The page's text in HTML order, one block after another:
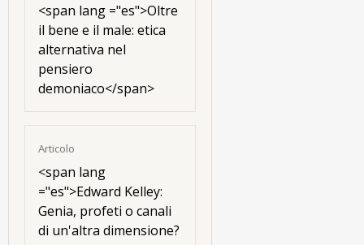
<span lang ="es">Oltre
il bene e il male: etica
alternativa nel
pensiero
demoniaco</span>
Articolo
<span lang
="es">Edward Kelley:
Genia, profeti o canali
di un'altra dimensione?